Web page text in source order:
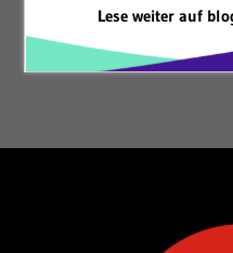
Lese weiter auf